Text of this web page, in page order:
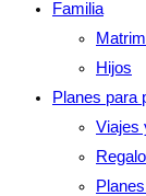
Familia
Hijos
Planes para
Viajes